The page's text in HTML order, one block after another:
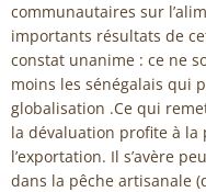
communautaires sur
importants résultats de
constat unanime : ce ne
moins les sénégalais qui
globalisation .Ce qui
la dévaluation profite à la
l’exportation. Il s’avère
dans la pêche artisanale